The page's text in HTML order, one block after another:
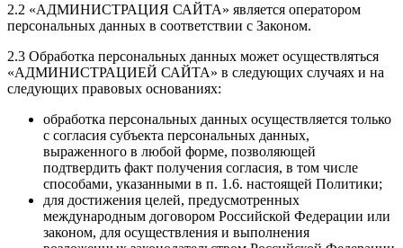
2.2 «АДМИНИСТРАЦИЯ САЙТА» является оператором
персональных данных в соответствии с Законом.
2.3 Обработка персональных данных может осуществляться
«АДМИНИСТРАЦИЕЙ САЙТА» в следующих случаях и на
следующих правовых основаниях:
обработка персональных данных осуществляется только
с согласия субъекта персональных данных,
выраженного в любой форме, позволяющей
подтвердить факт получения согласия, в том числе
способами, указанными в п. 1.6. настоящей Политики;
для достижения целей, предусмотренных
международным договором Российской Федерации или
законом, для осуществления и выполнения